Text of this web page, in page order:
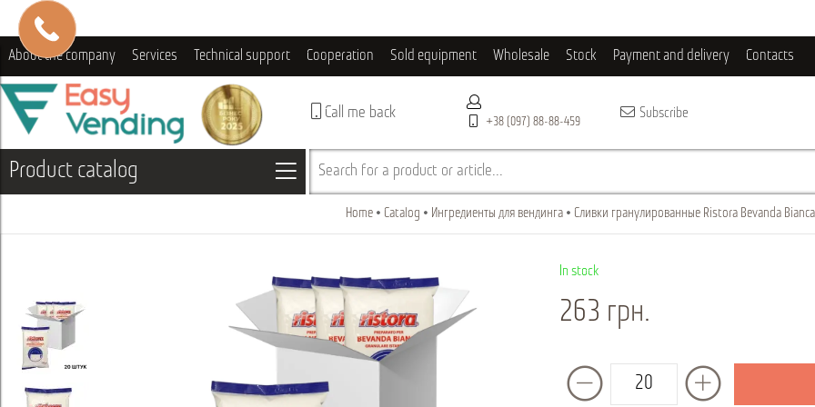
About the company Services Technical support Cooperation Sold equipment Wholesale Stock Payment and delivery Contacts
Call me back
+38 (097) 88-88-459
Subscribe
Product catalog Search for a product or article...
Home Catalog Ингредиенты для вендинга Сливки гранулированные Ristora Bevanda
In stock
263 грн.